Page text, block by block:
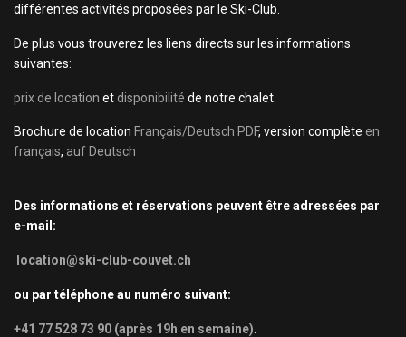
différentes activités proposées par le Ski-Club.
De plus vous trouverez les liens directs sur les informations
suivantes:
prix de location et disponibilité de notre chalet.
Brochure de location Français/Deutsch PDF, version complète en
français, auf Deutsch
Des informations et réservations peuvent être adressées par
e-mail:
location@ski-club-couvet.ch
ou par téléphone au numéro suivant:
+41 77 528 73 90 (après 19h en semaine)